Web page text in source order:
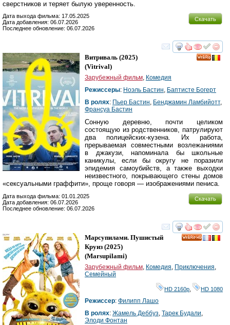
сверстников и теряет былую уверенность.
Скачать
Дата выхода фильма: 17.05.2025
Дата добавления: 06.07.2026
Последнее обновление: 06.07.2026
смотреть
Витриваль (2025)
(Vitrival)
Зарубежный фильм, Комедия
Режиссеры: Ноэль Бастин, Баптисте Богерт
В ролях: Пьер Бастин, Бенджамин Ламбийотт,
Франсуа Бастин
Сонную деревню, почти целиком
состоящую из родственников, патрулируют
два полицейских-кузена. Их работа,
прерываемая совместными возлежаниями
в джакузи, напоминала бы школьные
каникулы, если бы округу не поразили
эпидемия самоубийств, а также выходки
неизвестного, покрывающего стены домов
«сексуальными граффити», проще говоря — изображениями пениса.
Скачать
Дата выхода фильма: 01.01.2025
Дата добавления: 06.07.2026
Последнее обновление: 06.07.2026
смотреть
Марсупилами. Пушистый
Круиз (2025)
(Marsupilami)
Зарубежный фильм, Комедия, Приключения,
Семейный
HD 2160р HD 1080
Режиссер: Филипп Лашо
В ролях: Жамель Деббуз, Тарек Будали,
Элоди Фонтан